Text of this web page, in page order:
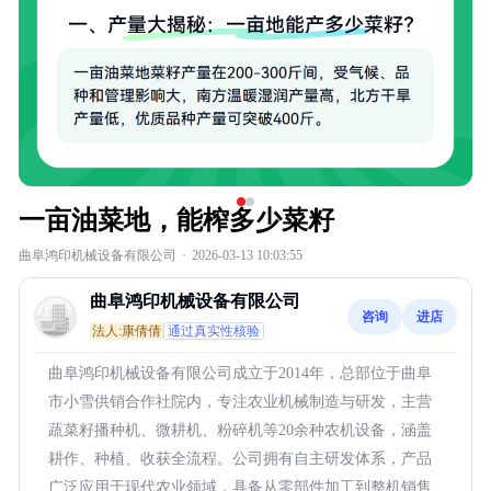
一亩油菜地，能榨多少菜籽
曲阜鸿印机械设备有限公司 · 2026-03-13 10:03:55
曲阜鸿印机械设备有限公司
法人:康倩倩 通过真实性核验
咨询 进店
曲阜鸿印机械设备有限公司成立于2014年，总部位于曲阜
市小雪供销合作社院内，专注农业机械制造与研发，主营
蔬菜籽播种机、微耕机、粉碎机等20余种农机设备，涵盖
耕作、种植、收获全流程。公司拥有自主研发体系，产品
广泛应用于现代农业领域，具备从零部件加工到整机销售